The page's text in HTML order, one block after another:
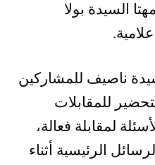
السيدة بولا
ناصيف للمشاركين
للمقابلات
لمقابلة فعالة،
الرئيسية أثناء